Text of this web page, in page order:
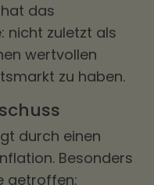
das
nicht zuletzt als
wertvollen
zu haben.
durch einen
Besonders
getroffen: